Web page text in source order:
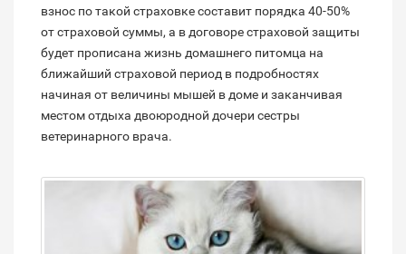
взнос по такой страховке составит порядка 40-50%
от страховой суммы, а в договоре страховой защиты
будет прописана жизнь домашнего питомца на
ближайший страховой период в подробностях
начиная от величины мышей в доме и заканчивая
местом отдыха двоюродной дочери сестры
ветеринарного врача.